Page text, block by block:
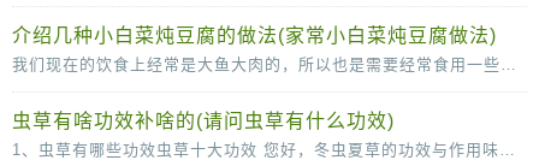
介绍几种小白菜炖豆腐的做法(家常小白菜炖豆腐做法)
我们现在的饮食上经常是大鱼大肉的，所以也是需要经常食用一些小清新的菜肴来很好的改善我们的肠胃的，说到这里，口味清淡的小白菜炖豆腐就是我们不得不说的一道菜了，这道菜虽然说
虫草有啥功效补啥的(请问虫草有什么功效)
1、虫草有哪些功效虫草十大功效 您好，冬虫夏草的功效与作用味甘，性平。能补肾壮阳，补肺平喘，止血化痰。用于肾虚阳痿，遗精，头昏耳鸣；肺虚或肺肾两虚，喘咳短气，或咳血；体虚自汗，畏风。1